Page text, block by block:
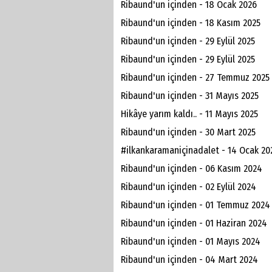
Ribaund'un içinden - 18 Ocak 2026
Ribaund'un içinden - 18 Kasım 2025
Ribaund'un içinden - 29 Eylül 2025
Ribaund'un içinden - 29 Eylül 2025
Ribaund'un içinden - 27 Temmuz 2025
Ribaund'un içinden - 31 Mayıs 2025
Hikâye yarım kaldı.. - 11 Mayıs 2025
Ribaund'un içinden - 30 Mart 2025
#ilkankaramaniçinadalet - 14 Ocak
Ribaund'un içinden - 06 Kasım 2024
Ribaund'un içinden - 02 Eylül 2024
Ribaund'un içinden - 01 Temmuz 2024
Ribaund'un içinden - 01 Haziran 2024
Ribaund'un içinden - 01 Mayıs 2024
Ribaund'un içinden - 04 Mart 2024